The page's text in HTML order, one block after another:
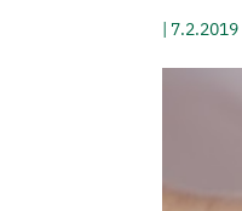
| 7.2.2019